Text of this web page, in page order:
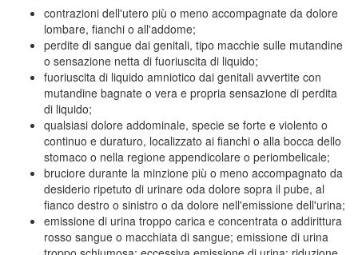
contrazioni dell'utero più o meno accompagnate da dolore
lombare, fianchi o all'addome;
perdite di sangue dai genitali, tipo macchie sulle mutandine
o sensazione netta di fuoriuscita di liquido;
fuoriuscita di liquido amniotico dai genitali avvertite con
mutandine bagnate o vera e propria sensazione di perdita
di liquido;
qualsiasi dolore addominale, specie se forte e violento o
continuo e duraturo, localizzato ai fianchi o alla bocca dello
stomaco o nella regione appendicolare o periombelicale;
bruciore durante la minzione più o meno accompagnato da
desiderio ripetuto di urinare oda dolore sopra il pube, al
fianco destro o sinistro o da dolore nell'emissione dell'urina;
emissione di urina troppo carica e concentrata o addirittura
rosso sangue o macchiata di sangue; emissione di urina